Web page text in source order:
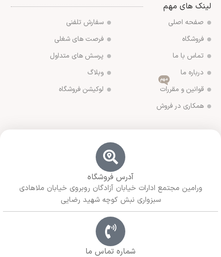
لینک های مهم
صفحه اصلی
فروشگاه
تماس با ما
درباره ما
قوانین و مقررات
مهم
همکاری در فروش
سفارش تلفنی
فرصت های شغلی
پرسش های متداول
وبلاگ
لوکیشن فروشگاه
آدرس فروشگاه
ورامین مجتمع ادارات خیابان آزادگان روبروی خیابان ملاهادی
سبزواری نبش کوچه شهید رضایی
شماره تماس ما